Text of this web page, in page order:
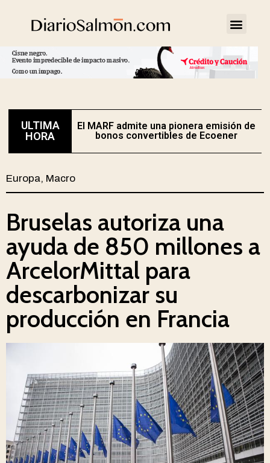
ULTIMA
HORA
El MARF admite una pionera emisión de
bonos convertibles de Ecoener
Europa, Macro
Bruselas autoriza una
ayuda de 850 millones a
ArcelorMittal para
descarbonizar su
producción en Francia